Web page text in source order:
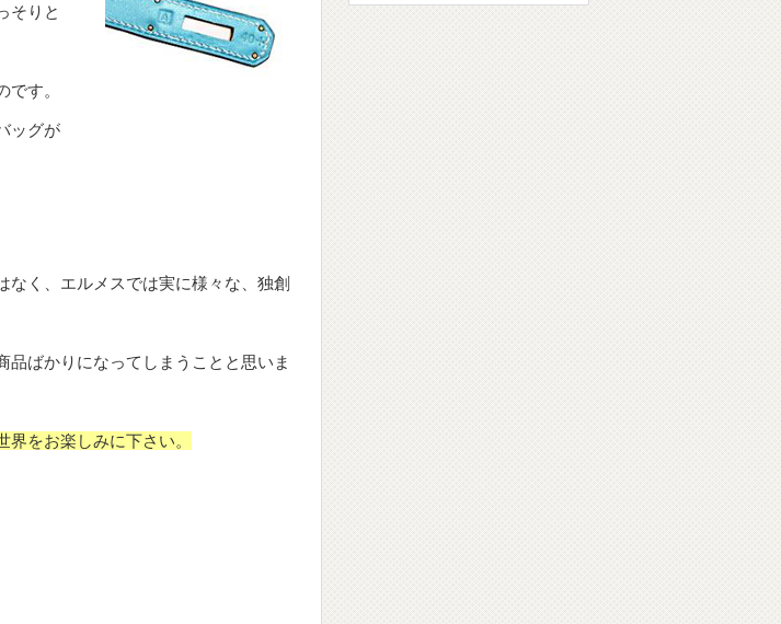
そりと
す。
ッグが
く、エルメスでは実に様々な、独創
品ばかりになってしまうことと思いま
界をお楽しみに下さい。